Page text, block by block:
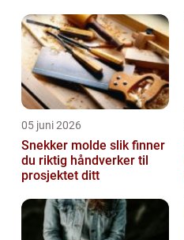
05 juni 2026
Snekker molde slik finner
du riktig håndverker til
prosjektet ditt